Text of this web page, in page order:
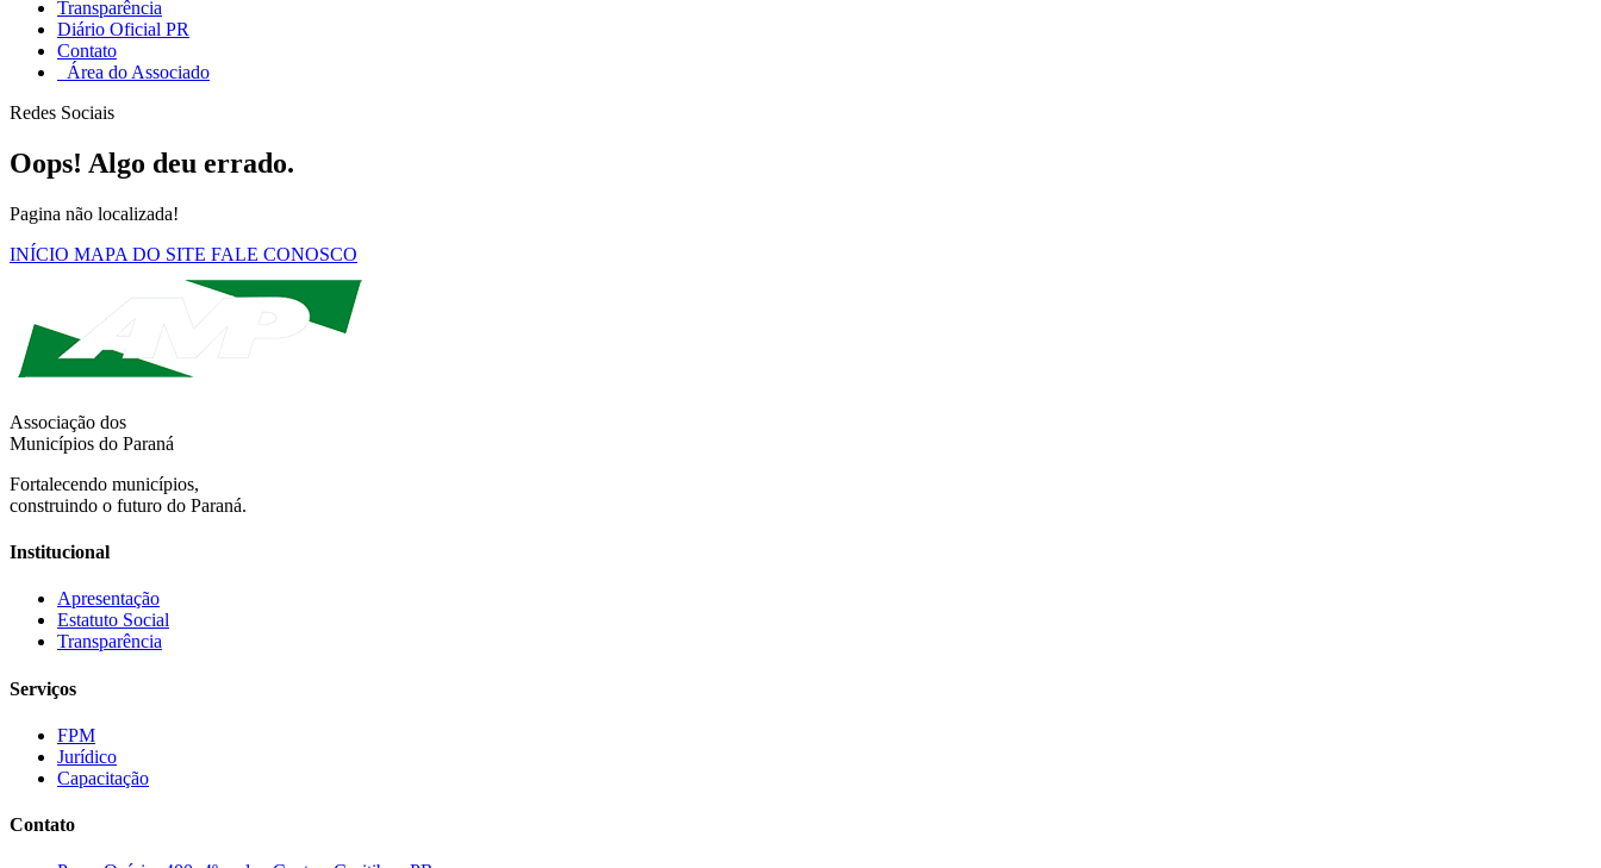
Transparência
Diário Oficial PR
Contato
Área do Associado
Redes Sociais
Oops! Algo deu errado.
Pagina não localizada!
INÍCIO MAPA DO SITE FALE CONOSCO
Associação dos
Municípios do Paraná
Fortalecendo municípios,
construindo o futuro do Paraná.
Institucional
Apresentação
Estatuto Social
Transparência
Serviços
FPM
Jurídico
Capacitação
Contato